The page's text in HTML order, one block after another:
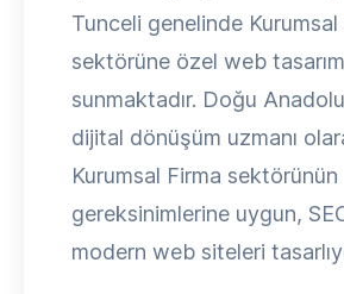
Tunceli genelinde Kurumsal
sektörüne özel web
sunmaktadır. Doğu
dijital dönüşüm uzmanı
Kurumsal Firma sektörünün
gereksinimlerine uygun,
modern web siteleri